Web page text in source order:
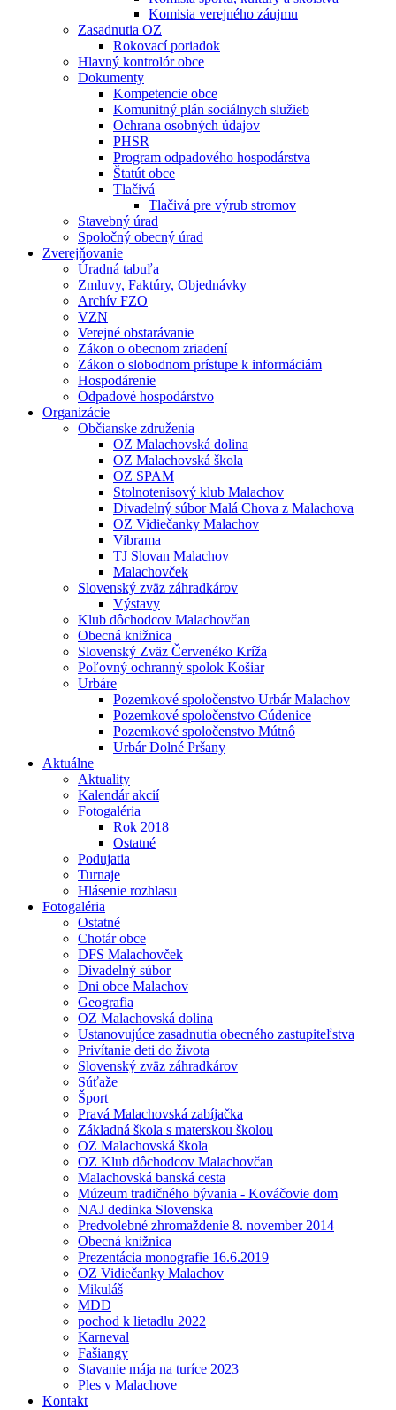
Komisia verejného záujmu
Zasadnutia OZ
Rokovací poriadok
Hlavný kontrolór obce
Dokumenty
Kompetencie obce
Komunitný plán sociálnych služieb
Ochrana osobných údajov
PHSR
Program odpadového hospodárstva
Štatút obce
Tlačivá
Tlačivá pre výrub stromov
Stavebný úrad
Spoločný obecný úrad
Zverejňovanie
Úradná tabuľa
Zmluvy, Faktúry, Objednávky
Archív FZO
VZN
Verejné obstarávanie
Zákon o obecnom zriadení
Zákon o slobodnom prístupe k informáciám
Hospodárenie
Odpadové hospodárstvo
Organizácie
Občianske združenia
OZ Malachovská dolina
OZ Malachovská škola
OZ SPAM
Stolnotenisový klub Malachov
Divadelný súbor Malá Chova z Malachova
OZ Vidiečanky Malachov
Vibrama
TJ Slovan Malachov
Malachovček
Slovenský zväz záhradkárov
Výstavy
Klub dôchodcov Malachovčan
Obecná knižnica
Slovenský Zväz Červenéko Kríža
Poľovný ochranný spolok Košiar
Urbáre
Pozemkové spoločenstvo Urbár Malachov
Pozemkové spoločenstvo Cúdenice
Pozemkové spoločenstvo Mútnô
Urbár Dolné Pršany
Aktuálne
Aktuality
Kalendár akcií
Fotogaléria
Rok 2018
Ostatné
Podujatia
Turnaje
Hlásenie rozhlasu
Fotogaléria
Ostatné
Chotár obce
DFS Malachovček
Divadelný súbor
Dni obce Malachov
Geografia
OZ Malachovská dolina
Ustanovujúce zasadnutia obecného zastupiteľstva
Privítanie deti do života
Slovenský zväz záhradkárov
Súťaže
Šport
Pravá Malachovská zabíjačka
Základná škola s materskou školou
OZ Malachovská škola
OZ Klub dôchodcov Malachovčan
Malachovská banská cesta
Múzeum tradičného bývania - Kováčovie dom
NAJ dedinka Slovenska
Predvolebné zhromaždenie 8. november 2014
Obecná knižnica
Prezentácia monografie 16.6.2019
OZ Vidiečanky Malachov
Mikuláš
MDD
pochod k lietadlu 2022
Karneval
Fašiangy
Stavanie mája na turíce 2023
Ples v Malachove
Kontakt